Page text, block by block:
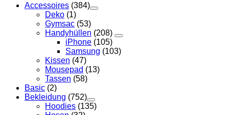
Accessoires (384)
Deko (1)
Gymsac (53)
Handyhüllen (208)
iPhone (105)
Samsung (103)
Kissen (47)
Mousepad (13)
Tassen (58)
Basic (2)
Bekleidung (752)
Hoodies (135)